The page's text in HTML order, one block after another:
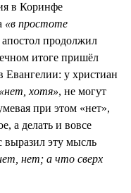
в Коринфе
«в простоте
апостол продолжил
итоге пришёл
у христиан
«нет, хотя», не могут
при этом «нет»,
а делать и вовсе
выразил эту мысль
нет; а что сверх